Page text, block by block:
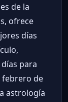
de la
ofrece
días
para
febrero de
astrología